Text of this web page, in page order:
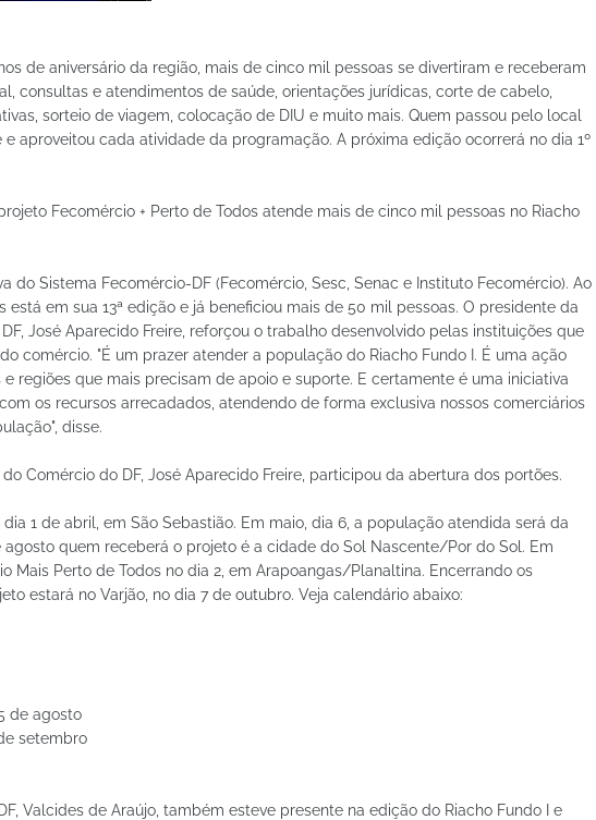
de aniversário da região, mais de cinco mil pessoas se divertiram e receberam
consultas e atendimentos de saúde, orientações jurídicas, corte de cabelo,
sorteio de viagem, colocação de DIU e muito mais. Quem passou pelo local
aproveitou cada atividade da programação. A próxima edição ocorrerá no dia 1º
Fecomércio + Perto de Todos atende mais de cinco mil pessoas no Riacho
do Sistema Fecomércio-DF (Fecomércio, Sesc, Senac e Instituto Fecomércio). Ao
está em sua 13ª edição e já beneficiou mais de 50 mil pessoas. O presidente da
José Aparecido Freire, reforçou o trabalho desenvolvido pelas instituições que
comércio. "É um prazer atender a população do Riacho Fundo I. É uma ação
regiões que mais precisam de apoio e suporte. E certamente é uma iniciativa
os recursos arrecadados, atendendo de forma exclusiva nossos comerciários
disse.
Comércio do DF, José Aparecido Freire, participou da abertura dos portões.
1 de abril, em São Sebastião. Em maio, dia 6, a população atendida será da
agosto quem receberá o projeto é a cidade do Sol Nascente/Por do Sol. Em
Mais Perto de Todos no dia 2, em Arapoangas/Planaltina. Encerrando os
estará no Varjão, no dia 7 de outubro. Veja calendário abaixo:
de agosto
setembro
Valcides de Araújo, também esteve presente na edição do Riacho Fundo I e